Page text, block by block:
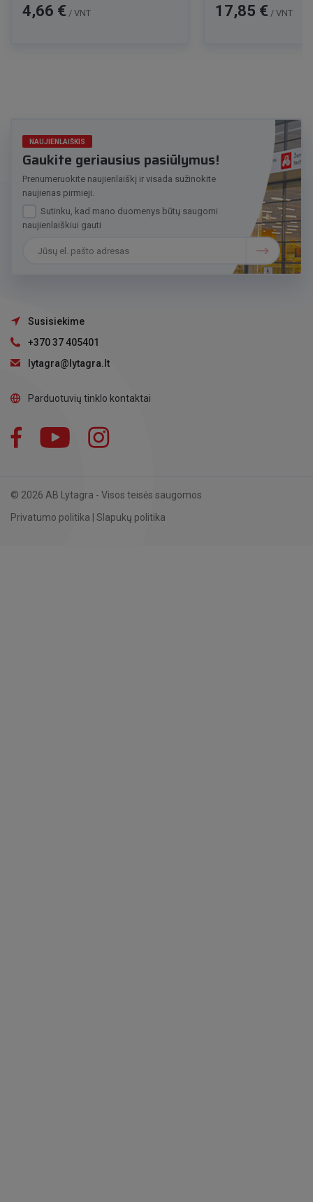
Kaina
4,66 € / VNT
Kaina
17,85 € / VNT
NAUJIENLAIŠKIS
Gaukite geriausius pasiūlymus!
Prenumeruokite naujienlaiškį ir visada sužinokite
naujienas pirmieji.
Sutinku, kad mano duomenys būtų saugomi
naujienlaiškiui gauti
Susisiekime
+370 37 405401
lytagra@lytagra.lt
Parduotuvių tinklo kontaktai
Facebook YouTube
© 2026 AB Lytagra - Visos teisės saugomos
Privatumo politika
Slapukų politika